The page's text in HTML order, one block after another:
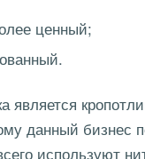
ценный;
является
данный бизнес
используют